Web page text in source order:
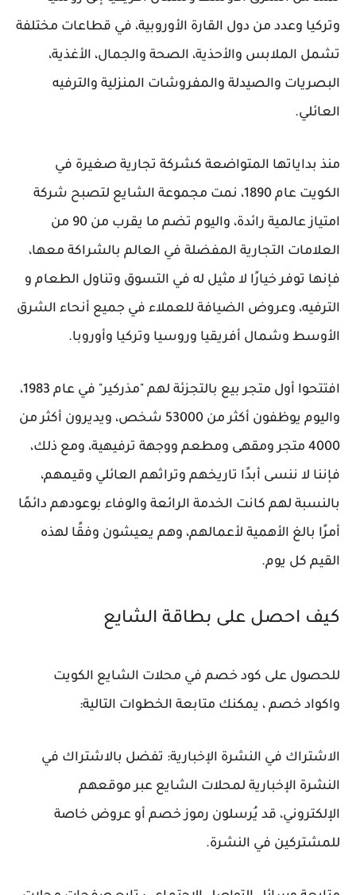
وتركيا وعدد من دول القارة الأوروبية، في قطاعات مختلفة
تشمل الملابس والأحذية، الصحة والجمال، الأغذية،
البصريات والصيدلة والمفروشات المنزلية والترفيه
العائلي.
منذ بداياتها المتواضعة كشركة تجارية صغيرة في
الكويت عام 1890، نمت مجموعة الشايع لتصبح شركة
امتياز عالمية رائدة، واليوم تضم ما يقرب من 90 من
العلامات التجارية المفضلة في العالم بالشراكة معها،
فإنها توفر خيارًا لا مثيل له في التسوق وتناول الطعام و
الترفيه، وعروض الضيافة للعملاء في جميع أنحاء الشرق
الأوسط وشمال أفريقيا وروسيا وتركيا وأوروبا.
افتتحوا أول متجر بيع بالتجزئة لهم "مذركير" في عام 1983،
واليوم يوظفون أكثر من 53000 شخص، ويديرون أكثر من
4000 متجر ومقهى ومطعم ووجهة ترفيهية، ومع ذلك،
فإننا لا ننسى أبدًا تاريخهم وتراثهم العائلي وقيمهم،
بالنسبة لهم كانت الخدمة الرائعة والوفاء بوعودهم دائمًا
أمرًا بالغ الأهمية لأعمالهم، وهم يعيشون وفقًا لهذه
القيم كل يوم.
كيف احصل على بطاقة الشايع
للحصول على كود خصم في محلات الشايع الكويت
واكواد خصم ، يمكنك متابعة الخطوات التالية:
الاشتراك في النشرة الإخبارية: تفضل بالاشتراك في
النشرة الإخبارية لمحلات الشايع عبر موقعهم
الإلكتروني، قد يُرسلون رموز خصم أو عروض خاصة
للمشتركين في النشرة.